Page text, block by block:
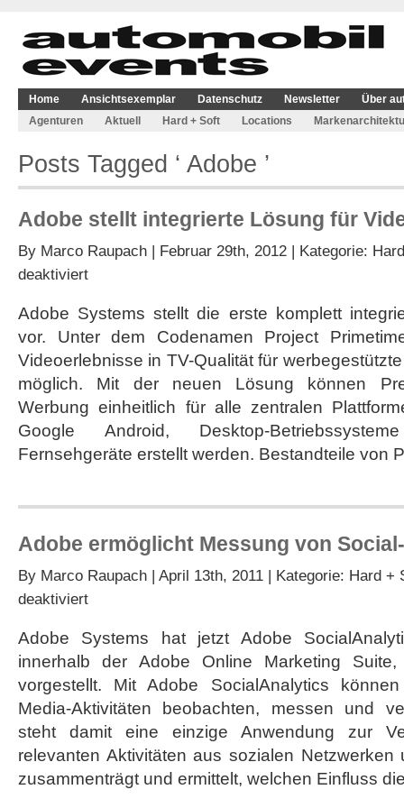
Home Ansichtsexemplar Datenschutz Newsletter
Über
Agenturen
Aktuell Hard + Soft Locations
Posts Tagged ‘ Adobe ’
Adobe stellt integrierte Lösung für
By Marco Raupach | Februar 29th, 2012 | Kategorie:
deaktiviertfür
integrierte
Lösung
Videoinhalte
vor
Adobe Systems stellt die erste komplett
vor. Unter dem Codenamen Project
Videoerlebnisse in TV-Qualität für
möglich. Mit der neuen Lösung können
Werbung einheitlich für alle zentralen
Google Android, Desktop-
Fernsehgeräte erstellt werden. Bestandteile von
Adobe ermöglicht Messung von
By Marco Raupach | April 13th, 2011 | Kategorie: Hard +
deaktiviertfür
Messung
von
Media-
Aktivitäten
Adobe Systems hat jetzt Adobe
innerhalb der Adobe Online Marketing
vorgestellt. Mit Adobe SocialAnalytics
Media-Aktivitäten beobachten, messen und
steht damit eine einzige Anwendung zur
relevanten Aktivitäten aus sozialen Netzwerken
zusammenträgt und ermittelt, welchen Einfluss